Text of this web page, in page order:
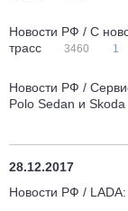
Новости РФ / С
трасс
3460 1
Новости РФ /
Polo Sedan и Skoda
28.12.2017
Новости РФ / LADA: